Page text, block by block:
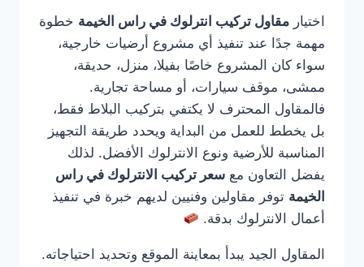
اختيار مقاول تركيب انترلوك في راس الخيمة خطوة
مهمة جدًا عند تنفيذ أي مشروع أرضيات خارجية،
سواء كان المشروع خاصًا بفيلا، منزل، حديقة،
ممشى، موقف سيارات، أو مساحة تجارية.
فالمقاول المحترف لا يكتفي بتركيب البلاط فقط،
بل يخطط للعمل من البداية ويحدد طريقة التجهيز
المناسبة للأرضية ونوع الانترلوك الأفضل. لذلك
يفضل التعاون مع سعر تركيب الانترلوك في راس
الخيمة توفر مقاولين وفنيين لديهم خبرة في تنفيذ
أعمال الانترلوك بدقة.
المقاول الجيد يبدأ بمعاينة الموقع وتحديد احتياجاته.